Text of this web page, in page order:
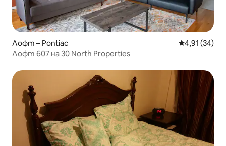
Лофт – Pontiac Средна
4,91 (34)
Лофт 607 на 30 North Properties